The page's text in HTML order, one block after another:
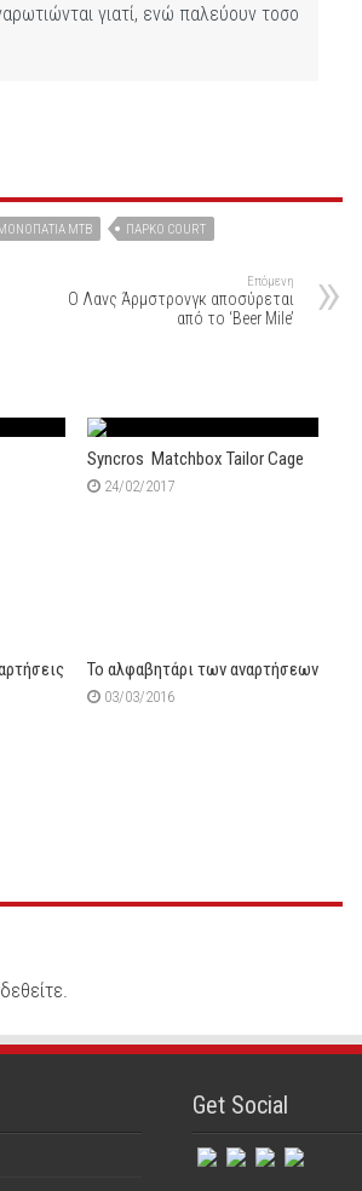
γιατί, ενώ παλεύουν τοσο
ΜΤΒ ΠΆΡΚΟ COURT
Επόμενη
Ο Λανς Άρμστρονγκ αποσύρεται
από το ‘Beer Mile’
Syncros Matchbox Tailor Cage
24/02/2017
Το αλφαβητάρι των αναρτήσεων
03/03/2016
.
Get Social